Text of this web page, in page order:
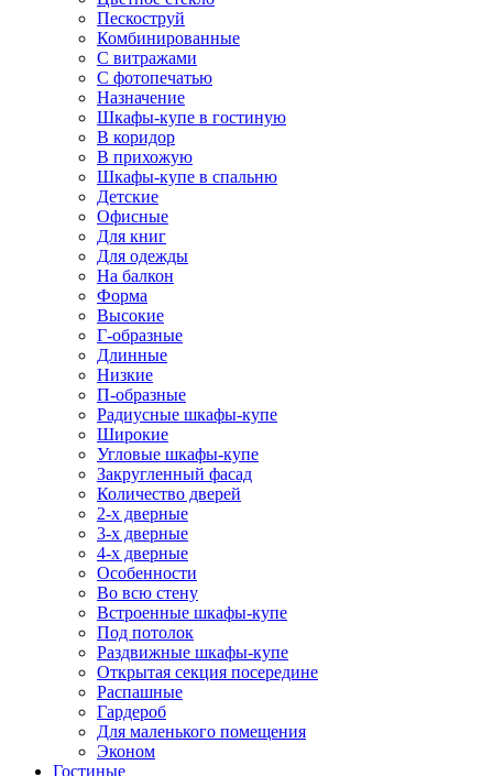
Пескоструй
Комбинированные
С витражами
С фотопечатью
Назначение
Шкафы-купе в гостиную
В коридор
В прихожую
Шкафы-купе в спальню
Детские
Офисные
Для книг
Для одежды
На балкон
Форма
Высокие
Г-образные
Длинные
Низкие
П-образные
Радиусные шкафы-купе
Широкие
Угловые шкафы-купе
Закругленный фасад
Количество дверей
2-х дверные
3-х дверные
4-х дверные
Особенности
Во всю стену
Встроенные шкафы-купе
Под потолок
Раздвижные шкафы-купе
Открытая секция посередине
Распашные
Гардероб
Для маленького помещения
Эконом
Гостиные